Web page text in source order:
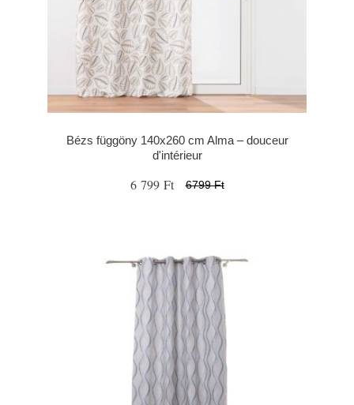
Bézs függöny 140x260 cm Alma – douceur
d'intérieur
6 799 Ft 6799 Ft